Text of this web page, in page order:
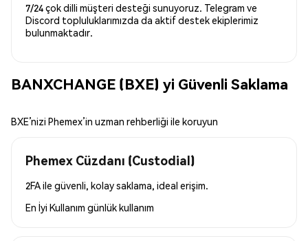
7/24 çok dilli müşteri desteği sunuyoruz. Telegram ve
Discord topluluklarımızda da aktif destek ekiplerimiz
bulunmaktadır.
BANXCHANGE (BXE) yi Güvenli Saklama
BXE’nizi Phemex’in uzman rehberliği ile koruyun
Phemex Cüzdanı (Custodial)
2FA ile güvenli, kolay saklama, ideal erişim.
En İyi Kullanım günlük kullanım